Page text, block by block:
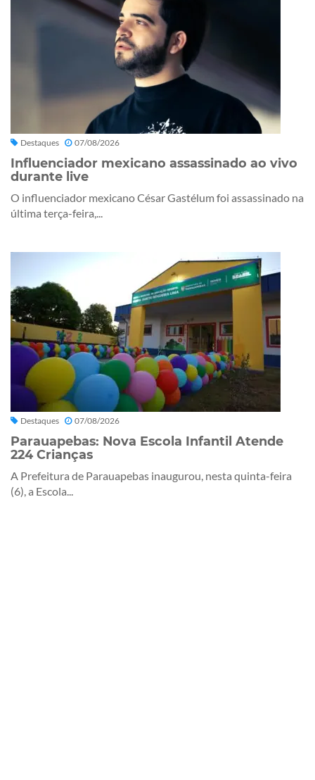
Destaques 07/08/2026
Influenciador mexicano assassinado ao vivo
durante live
O influenciador mexicano César Gastélum foi assassinado na
última terça-feira,...
Destaques 07/08/2026
Parauapebas: Nova Escola Infantil Atende
224 Crianças
A Prefeitura de Parauapebas inaugurou, nesta quinta-feira
(6), a Escola...